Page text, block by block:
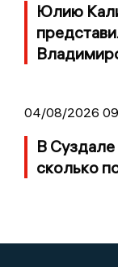
Юлию
04/08/2026
В
сколько